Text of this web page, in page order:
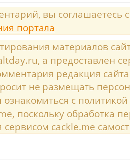
вы соглашаетесь
портала
материалов
а предоставлен
редакция
не размещать
с
поскольку обработка
сервисом cackle.me